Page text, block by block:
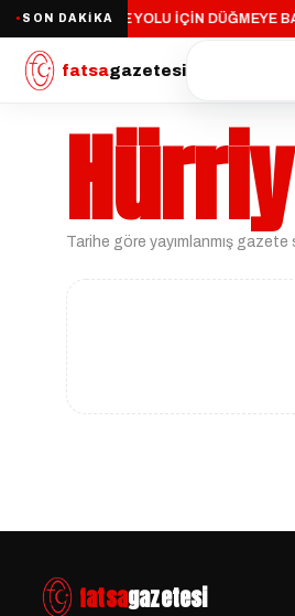
● SON DAKİKA
"FATSA ÇEVRE YOLU İÇİN DÜĞMEYE
fatsagazetesi
Tarihe göre yayımlanmış gazete
fatsagazetesi